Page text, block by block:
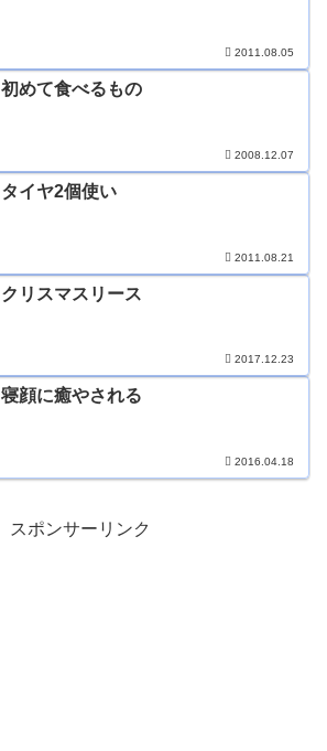
2011.08.05
初めて食べるもの
2008.12.07
タイヤ2個使い
2011.08.21
クリスマスリース
2017.12.23
寝顔に癒やされる
2016.04.18
スポンサーリンク